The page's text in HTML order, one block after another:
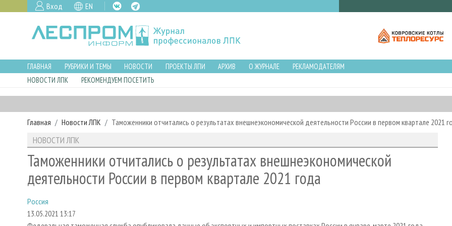
Вход EN
ГЛАВНАЯ РУБРИКИ И ТЕМЫ НОВОСТИ ПРОЕКТЫ ЛПИ АРХИВ О ЖУРНАЛЕ
РЕКЛАМОДАТЕЛЯМ
НОВОСТИ ЛПК
РЕКОМЕНДУЕМ ПОСЕТИТЬ
Главная Новости ЛПК Таможенники отчитались о результатах внешнеэкономической деятельности России в первом квартале 2021
НОВОСТИ ЛПК
Таможенники отчитались о результатах внешнеэкономической
деятельности России в первом квартале 2021 года
Россия
13.05.2021 13:17